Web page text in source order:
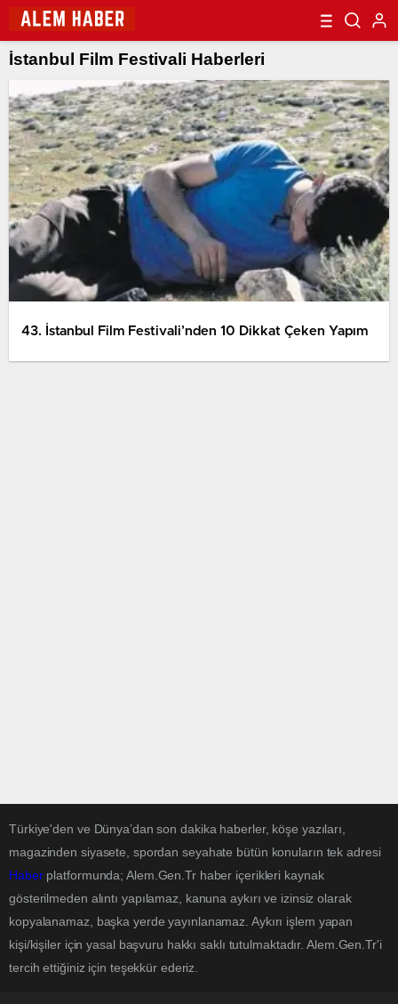
İstanbul Film Festivali Haberleri
43. İstanbul Film Festivali’nden 10 Dikkat Çeken Yapım
Türkiye'den ve Dünya’dan son dakika haberler, köşe yazıları,
magazinden siyasete, spordan seyahate bütün konuların tek adresi
Haberplatformunda; Alem.Gen.Tr haber içerikleri kaynak
gösterilmeden alıntı yapılamaz, kanuna aykırı ve izinsiz olarak
kopyalanamaz, başka yerde yayınlanamaz. Aykırı işlem yapan
kişi/kişiler için yasal başvuru hakkı saklı tutulmaktadır. Alem.Gen.Tr'i
tercih ettiğiniz için teşekkür ederiz.